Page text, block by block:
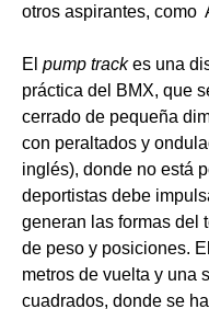
otros aspirantes, como
El pump trackes una
práctica del BMX, que
cerrado de pequeña
con peraltados y
inglés), donde no está
deportistas debe
generan las formas del
de peso y posiciones.
metros de vuelta y una
cuadrados, donde se